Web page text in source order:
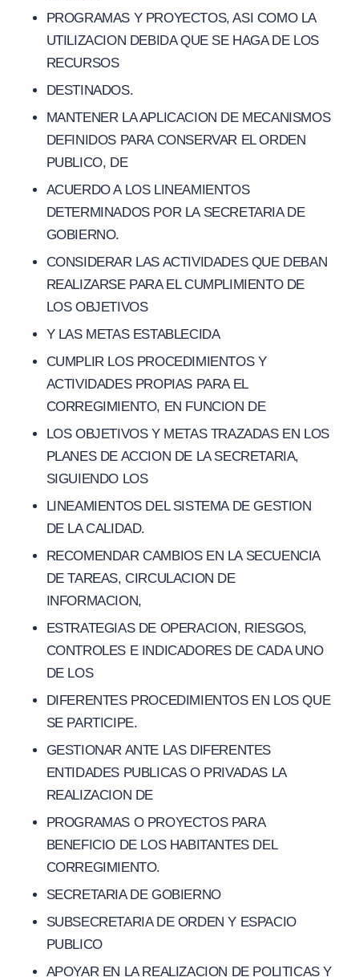
PROGRAMAS Y PROYECTOS, ASI COMO LA
UTILIZACION DEBIDA QUE SE HAGA DE LOS
RECURSOS
DESTINADOS.
MANTENER LA APLICACION DE MECANISMOS
DEFINIDOS PARA CONSERVAR EL ORDEN
PUBLICO, DE
ACUERDO A LOS LINEAMIENTOS
DETERMINADOS POR LA SECRETARIA DE
GOBIERNO.
CONSIDERAR LAS ACTIVIDADES QUE DEBAN
REALIZARSE PARA EL CUMPLIMIENTO DE
LOS OBJETIVOS
Y LAS METAS ESTABLECIDA
CUMPLIR LOS PROCEDIMIENTOS Y
ACTIVIDADES PROPIAS PARA EL
CORREGIMIENTO, EN FUNCION DE
LOS OBJETIVOS Y METAS TRAZADAS EN LOS
PLANES DE ACCION DE LA SECRETARIA,
SIGUIENDO LOS
LINEAMIENTOS DEL SISTEMA DE GESTION
DE LA CALIDAD.
RECOMENDAR CAMBIOS EN LA SECUENCIA
DE TAREAS, CIRCULACION DE
INFORMACION,
ESTRATEGIAS DE OPERACION, RIESGOS,
CONTROLES E INDICADORES DE CADA UNO
DE LOS
DIFERENTES PROCEDIMIENTOS EN LOS QUE
SE PARTICIPE.
GESTIONAR ANTE LAS DIFERENTES
ENTIDADES PUBLICAS O PRIVADAS LA
REALIZACION DE
PROGRAMAS O PROYECTOS PARA
BENEFICIO DE LOS HABITANTES DEL
CORREGIMIENTO.
SECRETARIA DE GOBIERNO
SUBSECRETARIA DE ORDEN Y ESPACIO
PUBLICO
APOYAR EN LA REALIZACION DE POLITICAS Y